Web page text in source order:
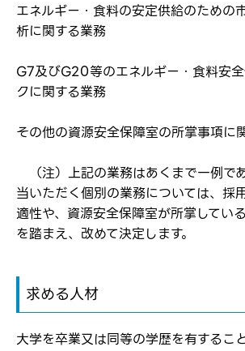
応募した方へ
弊社ホームページの求人票をみて
転職報告をする
メールアドレス
パスワード
エネルギー・食料の安定供給のための
析に関する業務
G7及びG20等のエネルギー・食料安
クに関する業務
その他の資源安全保障室の所掌事項に
（注）上記の業務はあくまで一例で
当いただく個別の業務については、採
適性や、資源安全保障室が所掌してい
を踏まえ、改めて決定します。
求める人材
大学を卒業又は同等の学歴を有すること